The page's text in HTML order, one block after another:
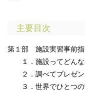
主要目次
第１部 施設実習事前
１．施設ってどんな
２．調べてプレゼン
３．世界でひとつの